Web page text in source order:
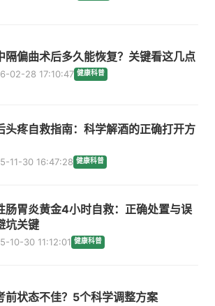
隔偏曲术后多久能恢复？关键看这几点
02-28 17:10:47 健康科普
头疼自救指南：科学解酒的正确打开方
11-30 16:47:28 健康科普
肠胃炎黄金4小时自救：正确处置与误
坑关键
10-30 11:12:01 健康科普
前状态不佳？5个科学调整方案